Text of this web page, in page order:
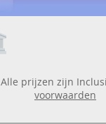
Alle prijzen zijn
voorwaarden